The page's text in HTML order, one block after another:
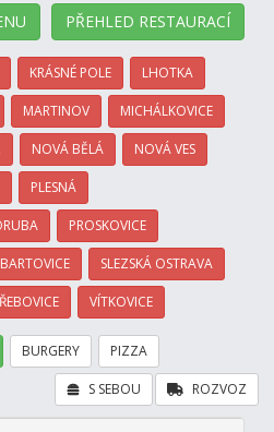
PŘEHLED RESTAURACÍ
KRÁSNÉ POLE LHOTKA
MARTINOV MICHÁLKOVICE
NOVÁ BĚLÁ NOVÁ VES
PLESNÁ
PROSKOVICE
SLEZSKÁ OSTRAVA
VÍTKOVICE
BURGERY PIZZA
ROZVOZ
S SEBOU